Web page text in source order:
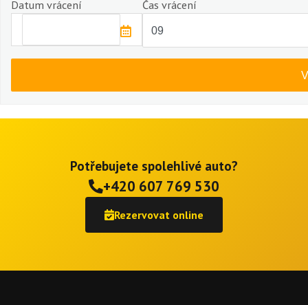
Datum vrácení Čas vrácení
Potřebujete spolehlivé auto?
+420 607 769 530
Rezervovat online